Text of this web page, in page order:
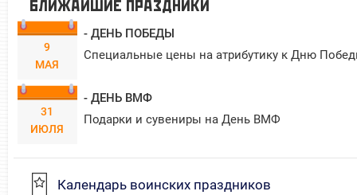
БЛИЖАЙШИЕ ПРАЗДНИКИ
9
МАЯ
- ДЕНЬ ПОБЕДЫ
Специальные цены на атрибутику к Дню
31
ИЮЛЯ
- ДЕНЬ ВМФ
Подарки и сувениры на День ВМФ
Календарь воинских праздников